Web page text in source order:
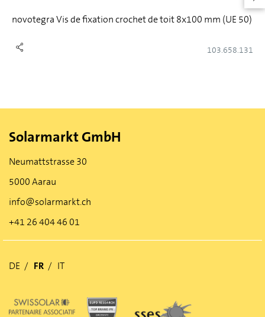
novotegra Vis de fixation crochet de toit 8x100 mm (UE 50)
103.658.131
Solarmarkt GmbH
Neumattstrasse 30
5000 Aarau
info@solarmarkt.ch
+41 26 404 46 01
DE FR IT